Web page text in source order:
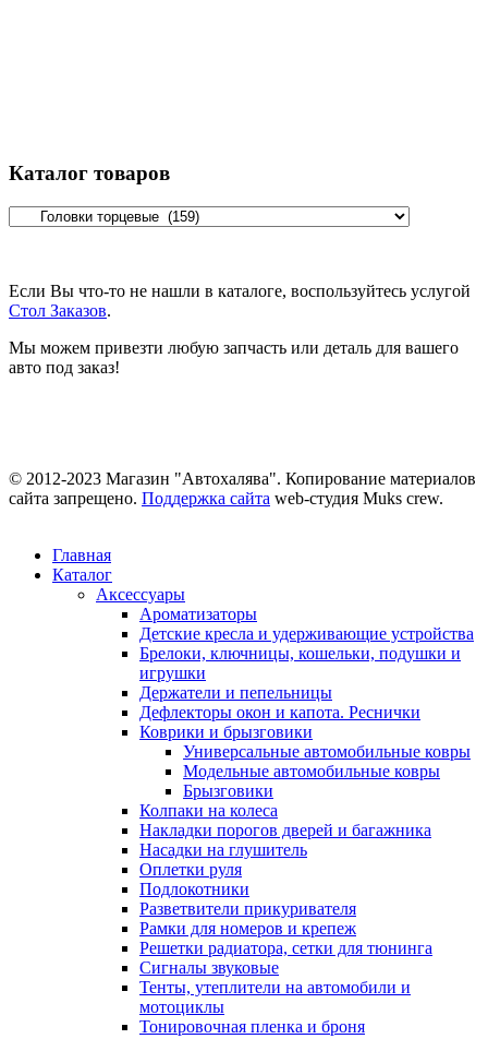
Каталог товаров
Если Вы что-то не нашли в каталоге, воспользуйтесь услугой
Стол Заказов.
Мы можем привезти любую запчасть или деталь для вашего
авто под заказ!
© 2012-2023 Магазин "Автохалява". Копирование материалов
сайта запрещено. Поддержка сайта web-студия Muks crew.
Главная
Каталог
Аксессуары
Ароматизаторы
Детские кресла и удерживающие устройства
Брелоки, ключницы, кошельки, подушки и
игрушки
Держатели и пепельницы
Дефлекторы окон и капота. Реснички
Коврики и брызговики
Универсальные автомобильные ковры
Модельные автомобильные ковры
Брызговики
Колпаки на колеса
Накладки порогов дверей и багажника
Насадки на глушитель
Оплетки руля
Подлокотники
Разветвители прикуривателя
Рамки для номеров и крепеж
Решетки радиатора, сетки для тюнинга
Сигналы звуковые
Тенты, утеплители на автомобили и
мотоциклы
Тонировочная пленка и броня